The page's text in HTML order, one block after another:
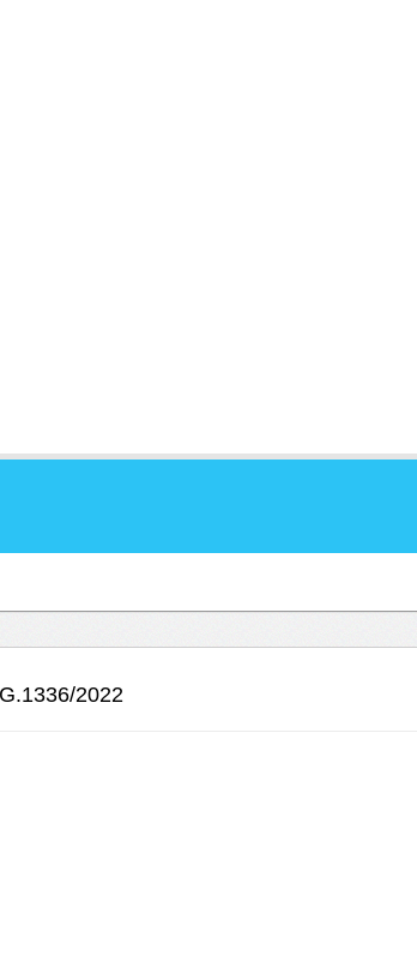
2022